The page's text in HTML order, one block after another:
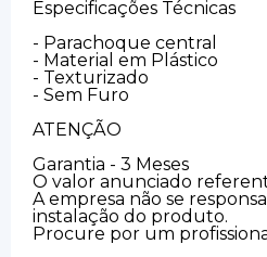
Especificações Técnicas
- Parachoque central
- Material em Plástico
- Texturizado
- Sem Furo
ATENÇÃO
Garantia - 3 Meses
O valor anunciado
A empresa não se
instalação do produto.
Procure por um